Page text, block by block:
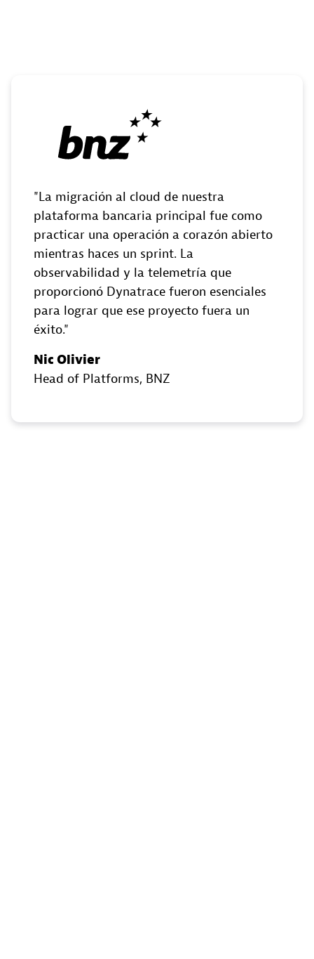
La migración al cloud de nuestra
plataforma bancaria principal fue como
practicar una operación a corazón abierto
mientras haces un sprint. La
observabilidad y la telemetría que
proporcionó Dynatrace fueron esenciales
para lograr que ese proyecto fuera un
éxito.
Nic Olivier
Head of Platforms, BNZ